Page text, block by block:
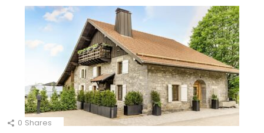
0 Shares